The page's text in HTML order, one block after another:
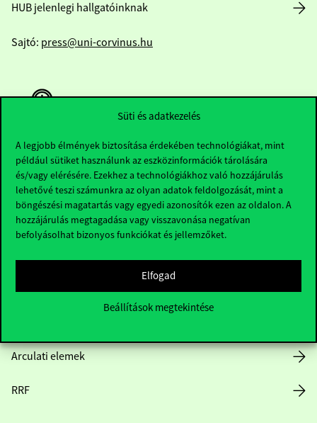
Süti és adatkezelés
A legjobb élmények biztosítása érdekében technológiákat, mint
például sütiket használunk az eszközinformációk tárolására
és/vagy elérésére. Ezekhez a technológiákhoz való hozzájárulás
lehetővé teszi számunkra az olyan adatok feldolgozását, mint a
böngészési magatartás vagy egyedi azonosítók ezen az oldalon. A
hozzájárulás megtagadása vagy visszavonása negatívan
befolyásolhat bizonyos funkciókat és jellemzőket.
Elfogad
Beállítások megtekintése
HUB jelenlegi hallgatóinknak
Sajtó: press@uni-corvinus.hu
Hasznos linkek
Nyitvatartás
Közérdekű adatok
Arculati elemek
RRF